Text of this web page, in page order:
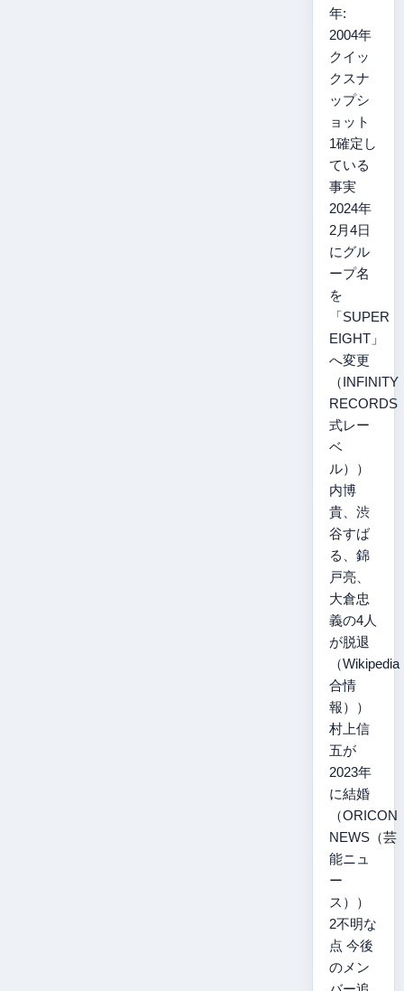
年:
2004年
クイッ
クスナ
ップシ
ョット
1確定し
ている
事実
2024年
2月4日
にグル
ープ名
を
「SUPER
EIGHT」
へ変更
（INFINITY
RECORDS
式レー
ベ
ル））
内博
貴、渋
谷すば
る、錦
戸亮、
大倉忠
義の4人
が脱退
（
合情
報））
村上信
五が
2023年
に結婚
（ORICON
NEWS（芸
能ニュ
ー
ス））
2不明な
点 今後
のメン